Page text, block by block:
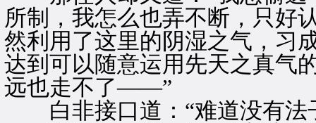
所制，我怎么也弄不断，只好
然利用了这里的阴湿之气，习
达到可以随意运用先天之真气
远也走不了——”
白非接口道：“难道没有法